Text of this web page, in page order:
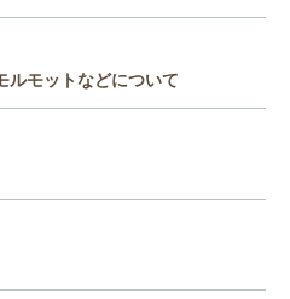
ルモットなどについて